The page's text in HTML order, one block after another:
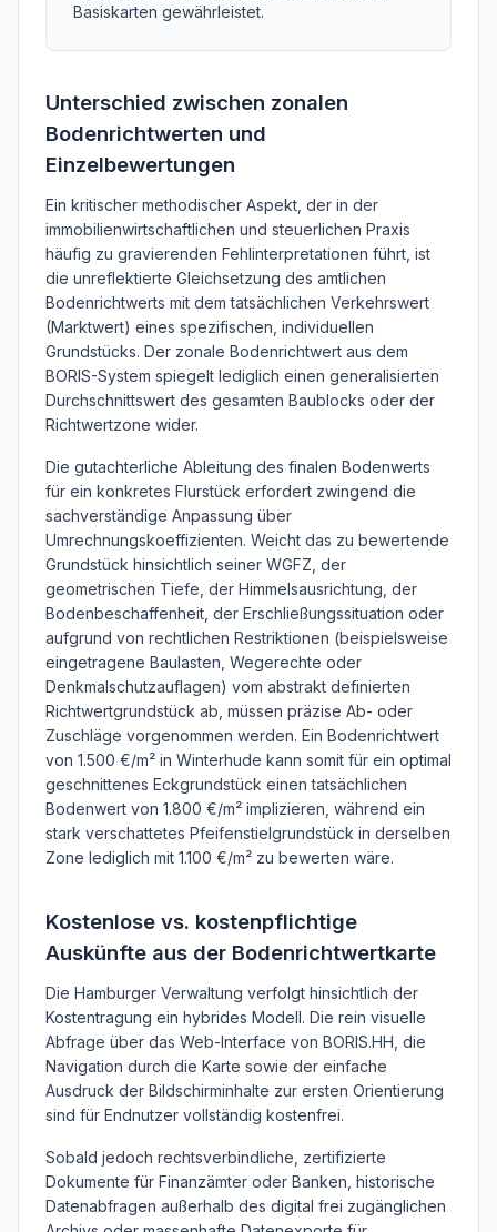
Basiskarten gewährleistet.
Unterschied zwischen zonalen
Bodenrichtwerten und
Einzelbewertungen
Ein kritischer methodischer Aspekt, der in der
immobilienwirtschaftlichen und steuerlichen Praxis
häufig zu gravierenden Fehlinterpretationen führt, ist
die unreflektierte Gleichsetzung des amtlichen
Bodenrichtwerts mit dem tatsächlichen Verkehrswert
(Marktwert) eines spezifischen, individuellen
Grundstücks. Der zonale Bodenrichtwert aus dem
BORIS-System spiegelt lediglich einen generalisierten
Durchschnittswert des gesamten Baublocks oder der
Richtwertzone wider.
Die gutachterliche Ableitung des finalen Bodenwerts
für ein konkretes Flurstück erfordert zwingend die
sachverständige Anpassung über
Umrechnungskoeffizienten. Weicht das zu bewertende
Grundstück hinsichtlich seiner WGFZ, der
geometrischen Tiefe, der Himmelsausrichtung, der
Bodenbeschaffenheit, der Erschließungssituation oder
aufgrund von rechtlichen Restriktionen (beispielsweise
eingetragene Baulasten, Wegerechte oder
Denkmalschutzauflagen) vom abstrakt definierten
Richtwertgrundstück ab, müssen präzise Ab- oder
Zuschläge vorgenommen werden. Ein Bodenrichtwert
von 1.500 €/m² in Winterhude kann somit für ein optimal
geschnittenes Eckgrundstück einen tatsächlichen
Bodenwert von 1.800 €/m² implizieren, während ein
stark verschattetes Pfeifenstielgrundstück in derselben
Zone lediglich mit 1.100 €/m² zu bewerten wäre.
Kostenlose vs. kostenpflichtige
Auskünfte aus der Bodenrichtwertkarte
Die Hamburger Verwaltung verfolgt hinsichtlich der
Kostentragung ein hybrides Modell. Die rein visuelle
Abfrage über das Web-Interface von BORIS.HH, die
Navigation durch die Karte sowie der einfache
Ausdruck der Bildschirminhalte zur ersten Orientierung
sind für Endnutzer vollständig kostenfrei.
Sobald jedoch rechtsverbindliche, zertifizierte
Dokumente für Finanzämter oder Banken, historische
Datenabfragen außerhalb des digital frei zugänglichen